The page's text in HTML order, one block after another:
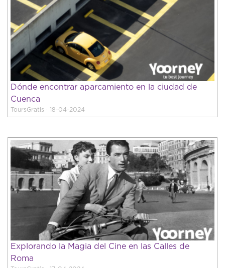
Dónde encontrar aparcamiento en la ciudad de
Cuenca
ToursGratis · 18-04-2024
Explorando la Magia del Cine en las Calles de
Roma